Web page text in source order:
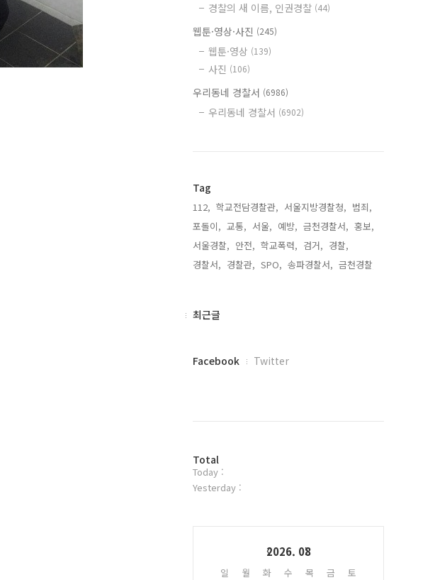
경찰의 새 이름, 인권경찰 (44)
웹툰·영상·사진 (245)
웹툰·영상 (139)
사진 (106)
우리동네 경찰서 (6986)
우리동네 경찰서 (6902)
Tag
112, 학교전담경찰관, 서울지방경찰청, 범죄,
포돌이, 교통, 서울, 예방, 금천경찰서, 홍보,
서울경찰, 안전, 학교폭력, 검거, 경찰,
경찰서, 경찰관, SPO, 송파경찰서, 금천경찰,
최
최근글
페
플
러
그
Facebook Twitter
방
문
자
Total
Today :
Yesterday :
2026. 08
일 월 화 수 목 금
토